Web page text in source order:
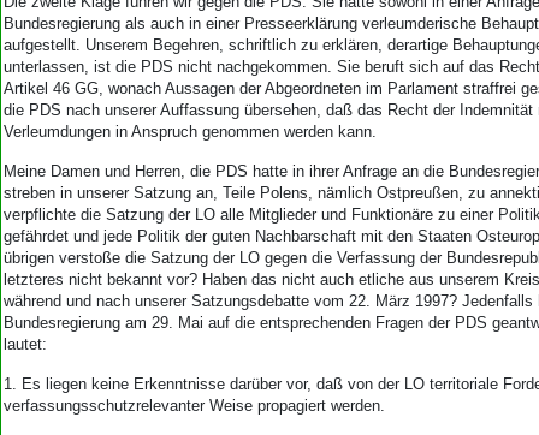
Bundesregierung als auch in einer Presseerklärung verleumderische
aufgestellt. Unserem Begehren, schriftlich zu erklären, derartige
unterlassen, ist die PDS nicht nachgekommen. Sie beruft sich auf das
Artikel 46 GG, wonach Aussagen der Abgeordneten im Parlament straffrei
die PDS nach unserer Auffassung übersehen, daß das Recht der Indemnität
Verleumdungen in Anspruch genommen werden kann.
Meine Damen und Herren, die PDS hatte in ihrer Anfrage an die
streben in unserer Satzung an, Teile Polens, nämlich Ostpreußen, zu
verpflichte die Satzung der LO alle Mitglieder und Funktionäre zu einer
gefährdet und jede Politik der guten Nachbarschaft mit den Staaten
übrigen verstoße die Satzung der LO gegen die Verfassung der
letzteres nicht bekannt vor? Haben das nicht auch etliche aus unserem
während und nach unserer Satzungsdebatte vom 22. März 1997? Jedenfalls
Bundesregierung am 29. Mai auf die entsprechenden Fragen der PDS
lautet:
1. Es liegen keine Erkenntnisse darüber vor, daß von der LO territoriale
verfassungsschutzrelevanter Weise propagiert werden.